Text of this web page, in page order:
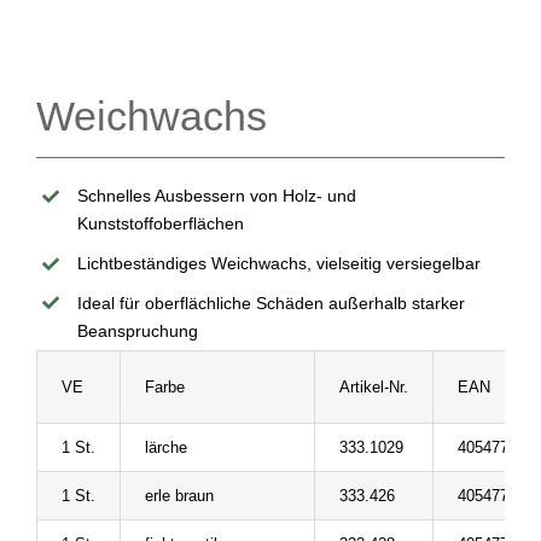
Weichwachs
Schnelles Ausbessern von Holz- und
Kunststoffoberflächen
Lichtbeständiges Weichwachs, vielseitig versiegelbar
Ideal für oberflächliche Schäden außerhalb starker
Beanspruchung
VE Farbe Artikel-Nr. EAN
1 St. lärche 333.1029
1 St. erle braun 333.426